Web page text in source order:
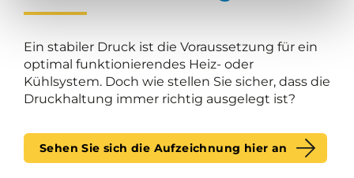
Ein stabiler Druck ist die Voraussetzung für ein
optimal funktionierendes Heiz- oder
Kühlsystem. Doch wie stellen Sie sicher, dass die
Druckhaltung immer richtig ausgelegt ist?
Sehen Sie sich die Aufzeichnung hier an